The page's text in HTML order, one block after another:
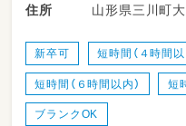
何よりも大事
住所
山形県三川町
新卒可 短時間（４時間以
短時間（６時間以内） 短
ブランクOK